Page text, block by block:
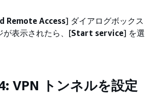
Remote Access] ダイアログボックス
が表示されたら、[Start service] を選
VPN トンネルを設定